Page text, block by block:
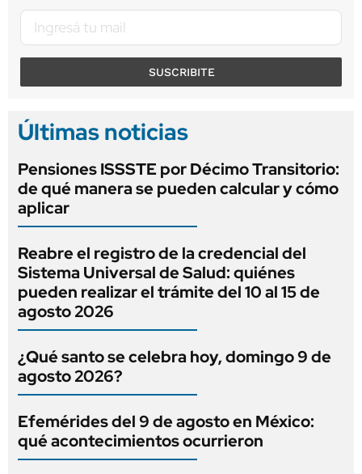
SUSCRIBITE
Últimas noticias
Pensiones ISSSTE por Décimo Transitorio:
de qué manera se pueden calcular y cómo
aplicar
Reabre el registro de la credencial del
Sistema Universal de Salud: quiénes
pueden realizar el trámite del 10 al 15 de
agosto 2026
¿Qué santo se celebra hoy, domingo 9 de
agosto 2026?
Efemérides del 9 de agosto en México:
qué acontecimientos ocurrieron